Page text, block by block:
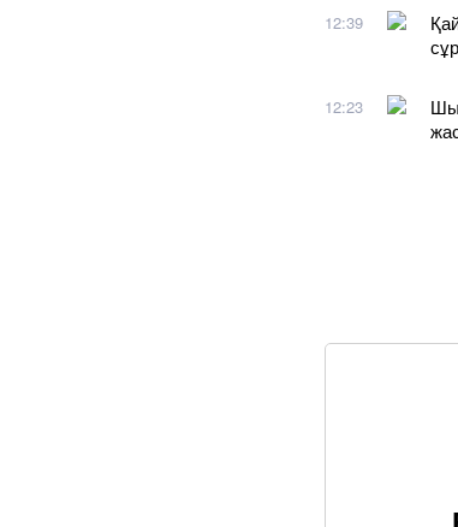
12:39
12:23